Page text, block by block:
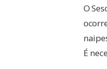
O
É